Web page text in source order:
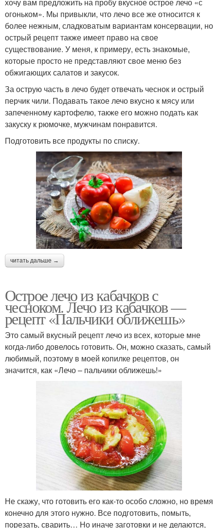
хочу вам предложить на пробу вкусное острое лечо «с
огоньком». Мы привыкли, что лечо все же относится к
более нежным, сладковатым вариантам консервации, но
острый рецепт также имеет право на свое
существование. У меня, к примеру, есть знакомые,
которые просто не представляют свое меню без
обжигающих салатов и закусок.
За острую часть в лечо будет отвечать чеснок и острый
перчик чили. Подавать такое лечо вкусно к мясу или
запеченному картофелю, также его можно подать как
закуску к рюмочке, мужчинам понравится.
Подготовить все продукты по списку.
читать дальше →
Острое лечо из кабачков с
чесноком. Лечо из кабачков —
рецепт «Пальчики оближешь»
Это самый вкусный рецепт лечо из всех, которые мне
когда-либо довелось готовить. Он, можно сказать, самый
любимый, поэтому в моей копилке рецептов, он
значится, как «Лечо – пальчики оближешь!»
Не скажу, что готовить его как-то особо сложно, но время
конечно для этого нужно. Все подготовить, помыть,
порезать, сварить… Но иначе заготовки и не делаются,